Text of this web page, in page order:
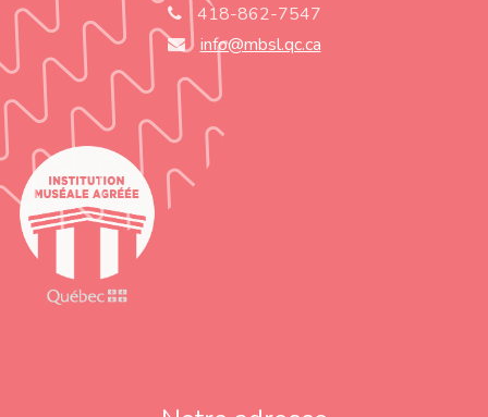
418-862-7547
info@mbsl.qc.ca